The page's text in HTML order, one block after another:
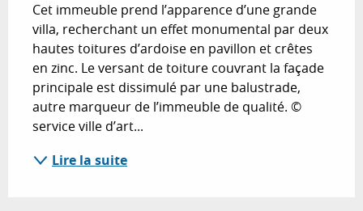
Cet immeuble prend l’apparence d’une grande
villa, recherchant un effet monumental par deux
hautes toitures d’ardoise en pavillon et crêtes
en zinc. Le versant de toiture couvrant la façade
principale est dissimulé par une balustrade,
autre marqueur de l’immeuble de qualité. ©
service ville d’art...
Lire la suite